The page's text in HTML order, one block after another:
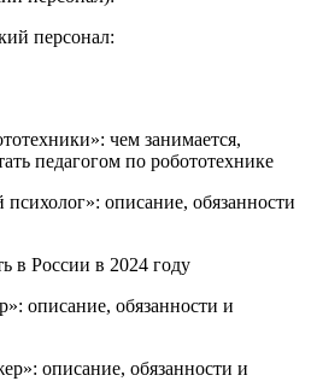
персонал:
чем занимается,
педагогом по робототехнике
описание, обязанности
в России в 2024 году
описание, обязанности и
описание, обязанности и